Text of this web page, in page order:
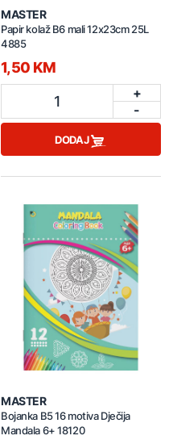
MASTER
Papir kolaž B6 mali 12x23cm 25L
4885
1,50 KM
1
+
-
DODAJ
MASTER
Bojanka B5 16 motiva Dječija
Mandala 6+ 18120